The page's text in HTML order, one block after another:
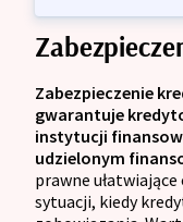
Zabezpieczenie
gwarantuje
instytucji
udzielonym
prawne
sytuacji, kiedy